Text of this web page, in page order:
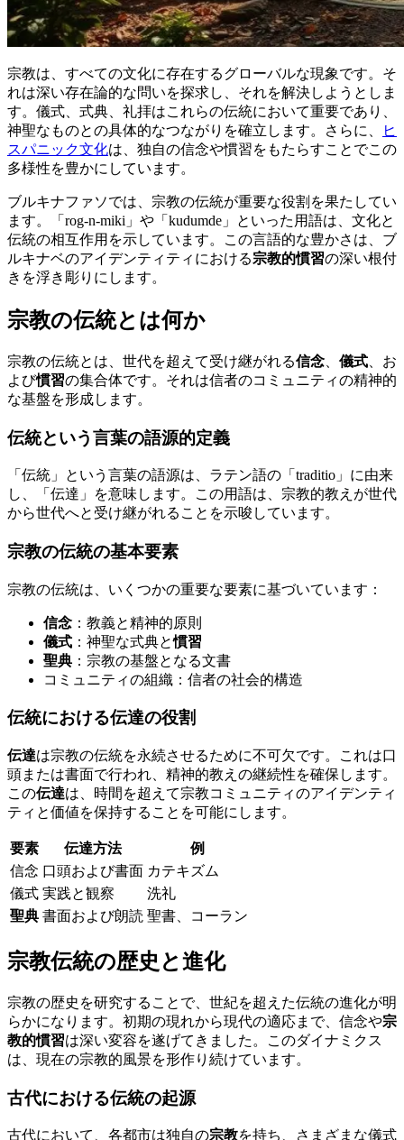
宗教は、すべての文化に存在するグローバルな現象です。そ
れは深い存在論的な問いを探求し、それを解決しようとしま
す。儀式、式典、礼拝はこれらの伝統において重要であり、
神聖なものとの具体的なつながりを確立します。さらに、
ヒ
スパニック文化は、独自の信念や慣習をもたらすことでこの
多様性を豊かにしています。
ブルキナファソでは、宗教の伝統が重要な役割を果たしてい
ます。「rog-n-miki」や「kudumde」といった用語は、文化と
伝統の相互作用を示しています。この言語的な豊かさは、ブ
ルキナベのアイデンティティにおける宗教的慣習の深い根付
きを浮き彫りにします。
宗教の伝統とは何か
宗教の伝統とは、世代を超えて受け継がれる信念 儀式 、お
よび慣習の集合体です。それは信者のコミュニティの精神的
な基盤を形成します。
伝統という言葉の語源的定義
「伝統」という言葉の語源は、ラテン語の「traditio」に由来
し、「伝達」を意味します。この用語は、宗教的教えが世代
から世代へと受け継がれることを示唆しています。
宗教の伝統の基本要素
宗教の伝統は、いくつかの重要な要素に基づいています：
信念 ：教義と精神的原則
儀式 ：神聖な式典と慣習
聖典 ：宗教の基盤となる文書
コミュニティの組織：信者の社会的構造
伝統における伝達の役割
伝達は宗教の伝統を永続させるために不可欠です。これは口
頭または書面で行われ、精神的教えの継続性を確保します。
この伝達は、時間を超えて宗教コミュニティのアイデンティ
ティと価値を保持することを可能にします。
要素 伝達方法
例
信念 口頭および書面 カテキズム
儀式 実践と観察
洗礼
聖典 書面および朗読 聖書、コーラン
宗教伝統の歴史と進化
宗教の歴史を研究することで、世紀を超えた伝統の進化が明
らかになります。初期の現れから現代の適応まで、信念や宗
教的慣習は深い変容を遂げてきました。このダイナミクス
は、現在の宗教的風景を形作り続けています。
古代における伝統の起源
古代において、各都市は独自の宗教を持ち、さまざまな儀式